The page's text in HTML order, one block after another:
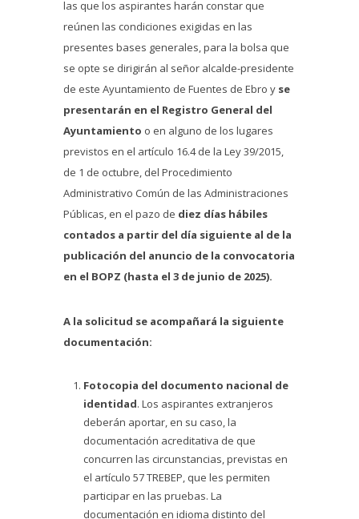
las que los aspirantes harán constar que
reúnen las condiciones exigidas en las
presentes bases generales, para la bolsa que
se opte se dirigirán al señor alcalde-presidente
de este Ayuntamiento de Fuentes de Ebro y se
presentarán en el Registro General del
Ayuntamiento o en alguno de los lugares
previstos en el artículo 16.4 de la Ley 39/2015,
de 1 de octubre, del Procedimiento
Administrativo Común de las Administraciones
Públicas, en el pazo de diez días hábiles
contados a partir del día siguiente al de la
publicación del anuncio de la convocatoria
en el BOPZ (hasta el 3 de junio de 2025).
A la solicitud se acompañará la siguiente
documentación:
Fotocopia del documento nacional de
identidad. Los aspirantes extranjeros
deberán aportar, en su caso, la
documentación acreditativa de que
concurren las circunstancias, previstas en
el artículo 57 TREBEP, que les permiten
participar en las pruebas. La
documentación en idioma distinto del